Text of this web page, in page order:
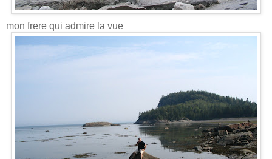
mon frere qui admire la vue